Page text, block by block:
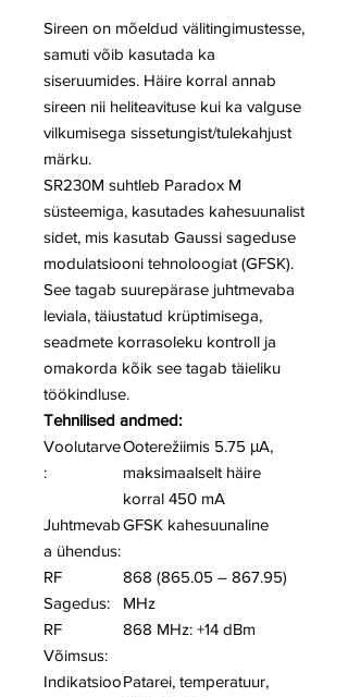
Sireen on mõeldud välitingimustesse,
samuti võib kasutada ka
siseruumides. Häire korral annab
sireen nii heliteavituse kui ka valguse
vilkumisega sissetungist/tulekahjust
märku.
SR230M suhtleb Paradox M
süsteemiga, kasutades kahesuunalist
sidet, mis kasutab Gaussi sageduse
modulatsiooni tehnoloogiat (GFSK).
See tagab suurepärase juhtmevaba
leviala, täiustatud krüptimisega,
seadmete korrasoleku kontroll ja
omakorda kõik see tagab täieliku
töökindluse.
Tehnilised andmed:
Voolutarve
:
Ooterežiimis 5.75 μA,
maksimaalselt häire
korral 450 mA
Juhtmevab
a ühendus:
GFSK kahesuunaline
RF
Sagedus:
868 (865.05 – 867.95)
MHz
RF
Võimsus:
868 MHz: +14 dBm
IndikatsiooPatarei, temperatuur,